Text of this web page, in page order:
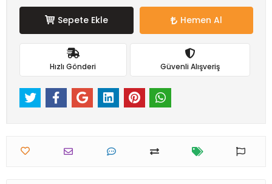
Sepete Ekle Hemen Al
Hızlı Gönderi Güvenli Alışveriş